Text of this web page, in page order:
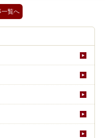
一覧へ